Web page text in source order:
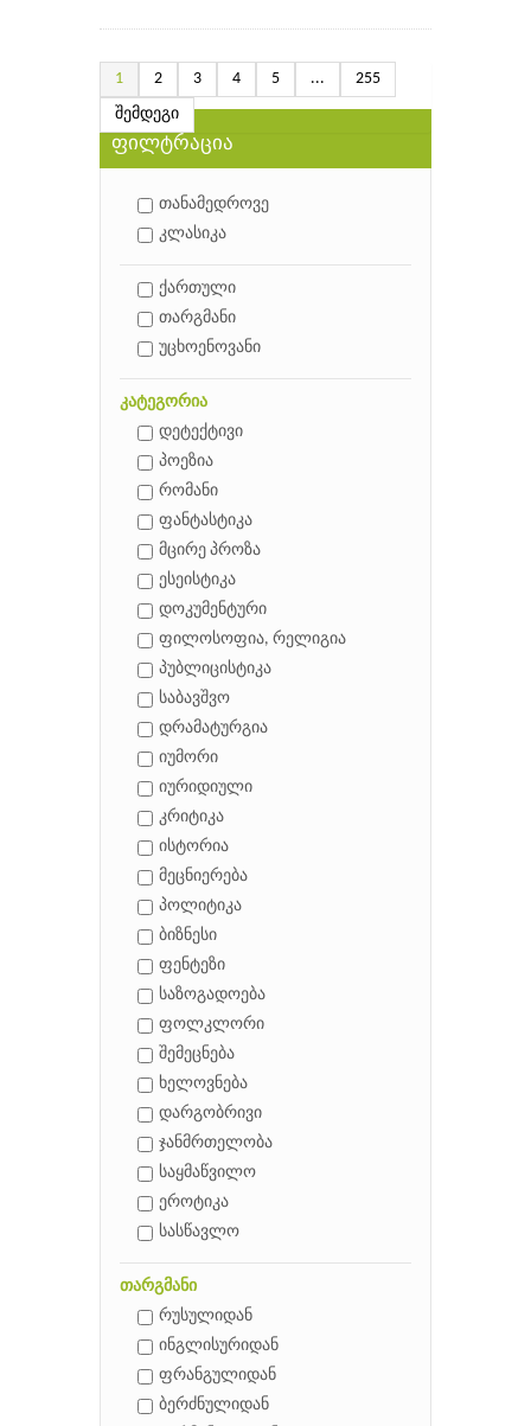
1 2 3 4 5 ...
255
შემდეგი
ფილტრაცია
თანამედროვე
კლასიკა
ქართული
თარგმანი
უცხოენოვანი
კატეგორია
დეტექტივი
პოეზია
რომანი
ფანტასტიკა
მცირე პროზა
ესეისტიკა
დოკუმენტური
ფილოსოფია, რელიგია
პუბლიცისტიკა
საბავშვო
დრამატურგია
იუმორი
იურიდიული
კრიტიკა
ისტორია
მეცნიერება
პოლიტიკა
ბიზნესი
ფენტეზი
საზოგადოება
ფოლკლორი
შემეცნება
ხელოვნება
დარგობრივი
ჯანმრთელობა
საყმაწვილო
ეროტიკა
სასწავლო
თარგმანი
რუსულიდან
ინგლისურიდან
ფრანგულიდან
ბერძნულიდან